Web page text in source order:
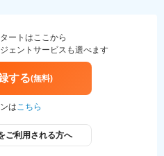
ートはここから
ェントサービスも選べます
する(無料)
はこちら
ご利用される方へ